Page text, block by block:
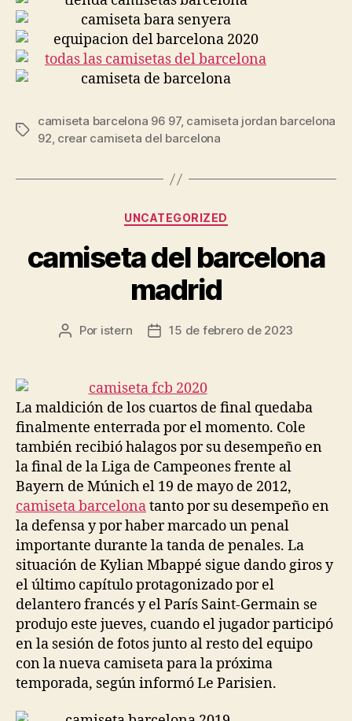
Etiquetas
camiseta barcelona 96 97, camiseta jordan barcelona
92, crear camiseta del barcelona
Categorías
UNCATEGORIZED
camiseta del barcelona
madrid
Autor
entrada
Por istern
Fecha
entrada
15 de febrero de 2023
La maldición de los cuartos de final quedaba
finalmente enterrada por el momento. Cole
también recibió halagos por su desempeño en
la final de la Liga de Campeones frente al
Bayern de Múnich el 19 de mayo de 2012,
camiseta barcelonatanto por su desempeño en
la defensa y por haber marcado un penal
importante durante la tanda de penales. La
situación de Kylian Mbappé sigue dando giros y
el último capítulo protagonizado por el
delantero francés y el París Saint-Germain se
produjo este jueves, cuando el jugador participó
en la sesión de fotos junto al resto del equipo
con la nueva camiseta para la próxima
temporada, según informó Le Parisien.